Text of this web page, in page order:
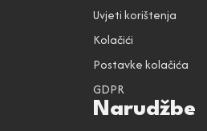
Uvjeti korištenja
Kolačići
Postavke kolačića
GDPR
Narudžbe